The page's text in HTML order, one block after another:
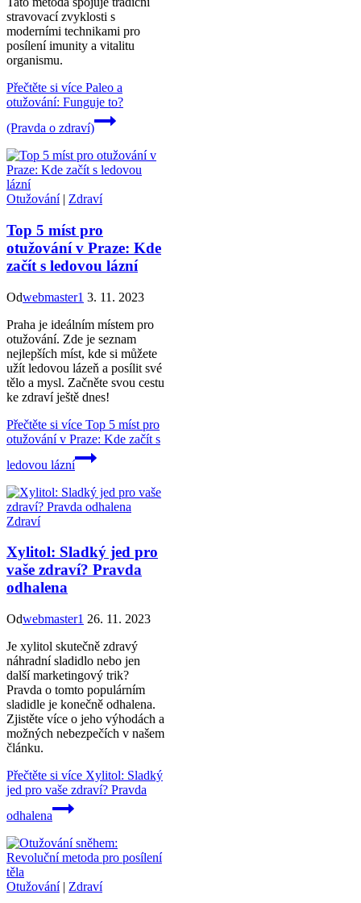
stravovací zvyklosti s
moderními technikami pro
posílení imunity a vitalitu
organismu.
Přečtěte si více Paleo a
otužování: Funguje to?
(Pravda o zdraví)
Otužování| Zdraví
Top 5 míst pro
otužování v Praze: Kde
začít s ledovou lázní
Odwebmaster1 3. 11. 2023
Praha je ideálním místem pro
otužování. Zde je seznam
nejlepších míst, kde si můžete
užít ledovou lázeň a posílit své
tělo a mysl. Začněte svou cestu
ke zdraví ještě dnes!
Přečtěte si více Top 5 míst pro
otužování v Praze: Kde začít s
ledovou lázní
Zdraví
Xylitol: Sladký jed pro
vaše zdraví? Pravda
odhalena
Odwebmaster1 26. 11. 2023
Je xylitol skutečně zdravý
náhradní sladidlo nebo jen
další marketingový trik?
Pravda o tomto populárním
sladidle je konečně odhalena.
Zjistěte více o jeho výhodách a
možných nebezpečích v našem
článku.
Přečtěte si více Xylitol: Sladký
jed pro vaše zdraví? Pravda
odhalena
Otužování| Zdraví